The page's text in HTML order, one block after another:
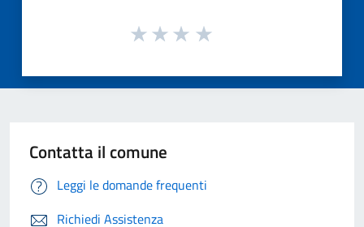
Contatta il comune
Leggi le domande frequenti
Richiedi Assistenza